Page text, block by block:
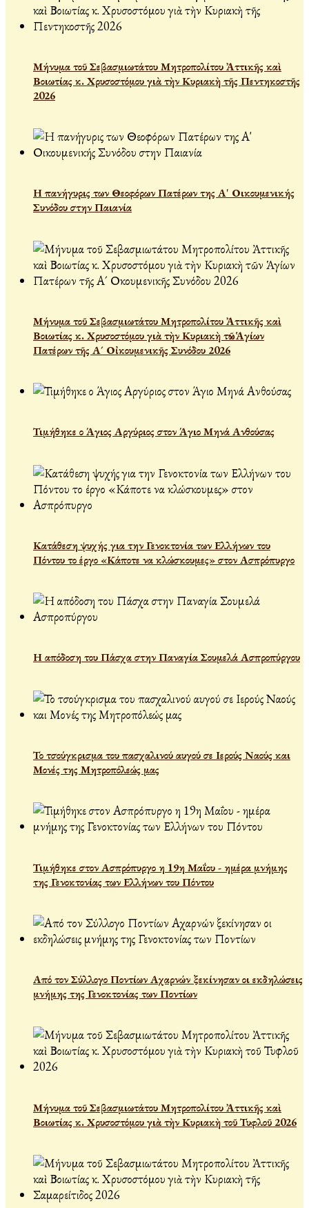
Μήνυμα τοῦ Σεβασμιωτάτου Μητροπολίτου Ἀττικῆς καὶ
Βοιωτίας κ. Χρυσοστόμου γιὰ τὴν Κυριακὴ τῆς Πεντηκοστῆς
2026
Η πανήγυρις των Θεοφόρων Πατέρων της Α' Οικουμενικής
Συνόδου στην Παιανία
Μήνυμα τοῦ Σεβασμιωτάτου Μητροπολίτου Ἀττικῆς καὶ
Βοιωτίας κ. Χρυσοστόμου γιὰ τὴν Κυριακὴ τῶν Ἁγίων
Πατέρων τῆς Α´ Οἰκουμενικῆς Συνόδου 2026
Τιμήθηκε ο Άγιος Αργύριος στον Άγιο Μηνά Ανθούσας
Κατάθεση ψυχής για την Γενοκτονία των Ελλήνων του
Πόντου το έργο «Κάποτε να κλώσκουμες» στον Ασπρόπυργο
Η απόδοση του Πάσχα στην Παναγία Σουμελά Ασπροπύργου
Το τσούγκρισμα του πασχαλινού αυγού σε Ιερούς Ναούς και
Μονές της Μητροπόλεώς μας
Τιμήθηκε στον Ασπρόπυργο η 19η Μαΐου - ημέρα μνήμης
της Γενοκτονίας των Ελλήνων του Πόντου
Από τον Σύλλογο Ποντίων Αχαρνών ξεκίνησαν οι εκδηλώσεις
μνήμης της Γενοκτονίας των Ποντίων
Μήνυμα τοῦ Σεβασμιωτάτου Μητροπολίτου Ἀττικῆς καὶ
Βοιωτίας κ. Χρυσοστόμου γιὰ τὴν Κυριακὴ τοῦ Τυφλοῦ 2026